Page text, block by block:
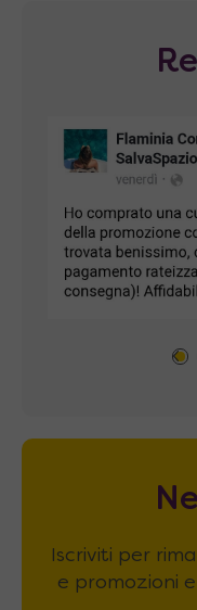
Iscriviti per
e promozioni